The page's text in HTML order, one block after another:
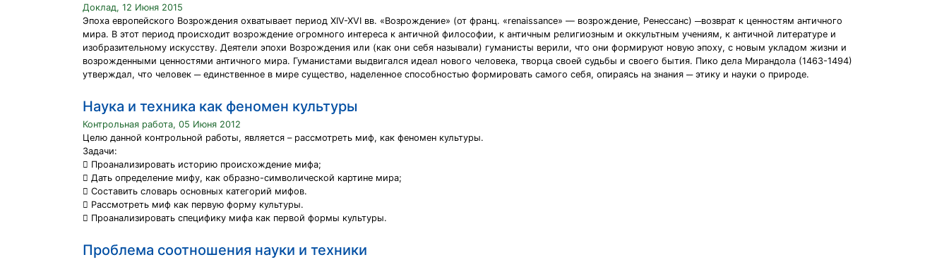
Доклад, 12 Июня 2015
Эпоха европейского Возрождения охватывает период XIV-XVI вв. «Возрождение» (от франц. «renaissance» — возрождение, Ренессанс) ─возврат к ценностям античного
мира. В этот период происходит возрождение огромного интереса к античной философии, к античным религиозным и оккультным учениям, к античной литературе и
изобразительному искусству. Деятели эпохи Возрождения или (как они себя называли) гуманисты верили, что они формируют новую эпоху, с новым укладом жизни и
возрожденными ценностями античного мира. Гуманистами выдвигался идеал нового человека, творца своей судьбы и своего бытия. Пико дела Мирандола (1463-1494)
утверждал, что человек ─ единственное в мире существо, наделенное способностью формировать самого себя, опираясь на знания ─ этику и науки о природе.
Наука и техника как феномен культуры
Контрольная работа, 05 Июня 2012
Целю данной контрольной работы, является – рассмотреть миф, как феномен культуры.
Задачи:
 Проанализировать историю происхождение мифа;
 Дать определение мифу, как образно-символической картине мира;
 Составить словарь основных категорий мифов.
 Рассмотреть миф как первую форму культуры.
 Проанализировать специфику мифа как первой формы культуры.
Проблема соотношения науки и техники